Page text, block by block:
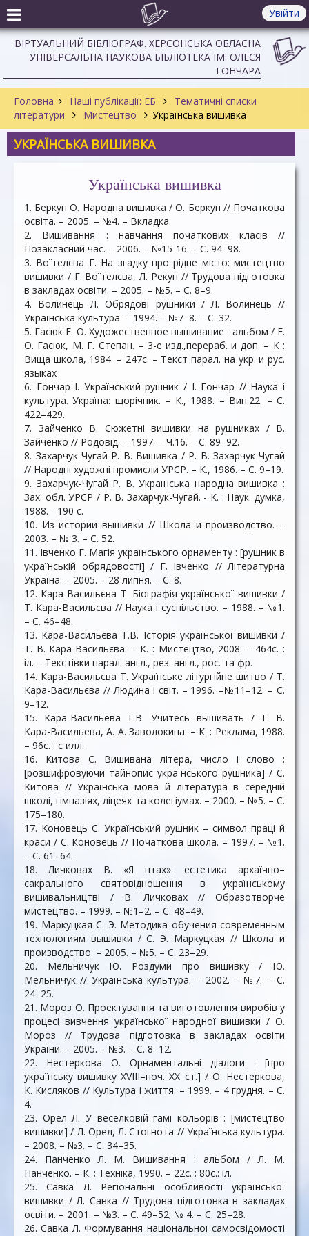
Увійти
ВІРТУАЛЬНИЙ БІБЛІОГРАФ. ХЕРСОНСЬКА ОБЛАСНА
УНІВЕРСАЛЬНА НАУКОВА БІБЛІОТЕКА ІМ. ОЛЕСЯ
ГОНЧАРА
Головна Наші публікації: ЕБ
Тематичні списки
літератури
Мистецтво Українська вишивка
УКРАЇНСЬКА ВИШИВКА
Українська вишивка
1. Беркун О. Народна вишивка / О. Беркун // Початкова
освіта. – 2005. – №4. – Вкладка.
2. Вишивання : навчання початкових класів //
Позакласний час. – 2006. – №15-16. – С. 94–98.
3. Воїтелєва Г. На згадку про рідне місто: мистецтво
вишивки / Г. Воїтелєва, Л. Рекун // Трудова підготовка
в закладах освіти. – 2005. – №5. – С. 8–9.
4. Волинець Л. Обрядові рушники / Л. Волинець //
Українська культура. – 1994. – №7–8. – С. 32.
5. Гасюк Е. О. Художественное вышивание : альбом / Е.
О. Гасюк, М. Г. Степан. – 3-е изд.,перераб. и доп. – К :
Вища школа, 1984. – 247с. – Текст парал. на укр. и рус.
языках
6. Гончар І. Український рушник / І. Гончар // Наука і
культура. Україна: щорічник. – К., 1988. – Вип.22. – С.
422–429.
7. Зайченко В. Сюжетні вишивки на рушниках / В.
Зайченко // Родовід. – 1997. – Ч.16. – С. 89–92.
8. Захарчук-Чугай Р. В. Вишивка / Р. В. Захарчук-Чугай
// Народні художні промисли УРСР. – К., 1986. – С. 9–19.
9. Захарчук-Чугай Р. В. Українська народна вишивка :
Зах. обл. УРСР / Р. В. Захарчук-Чугай. - К. : Наук. думка,
1988. - 190 с.
10. Из истории вышивки // Школа и производство. –
2003. – № 3. – С. 52.
11. Івченко Г. Магія українського орнаменту : [рушник в
українській обрядовості] / Г. Івченко // Літературна
Україна. – 2005. – 28 липня. – С. 8.
12. Кара-Васильєва Т. Біографія української вишивки /
Т. Кара-Васильєва // Наука і суспільство. – 1988. – №1.
– С. 46–48.
13. Кара-Васильєва Т.В. Історія української вишивки /
Т. В. Кара-Васильєва. – К. : Мистецтво, 2008. – 464с. :
іл. – Текстівки парал. англ., рез. англ., рос. та фр.
14. Кара-Васильєва Т. Українське літургійне шитво / Т.
Кара-Васильєва // Людина і світ. – 1996. –№11–12. – С.
9–12.
15. Кара-Васильева Т.В. Учитесь вышивать / Т. В.
Кара-Васильева, А. А. Заволокина. – К. : Реклама, 1988.
– 96с. : с илл.
16. Китова С. Вишивана літера, число і слово :
[розшифровуючи тайнопис українського рушника] / С.
Китова // Українська мова й література в середній
школі, гімназіях, ліцеях та колегіумах. – 2000. – №5. – С.
175–180.
17. Коновець С. Український рушник – символ праці й
краси / С. Коновець // Початкова школа. – 1997. – №1.
– С. 61–64.
18. Личковах В. «Я птах»: естетика архаїчно–
сакрального святовідношення в українському
вишивальництві / В. Личковах // Образотворче
мистецтво. – 1999. – №1–2. – С. 48–49.
19. Маркуцкая С. Э. Методика обучения современным
технологиям вышивки / С. Э. Маркуцкая // Школа и
производство. – 2005. – №5. – С. 23–29.
20. Мельничук Ю. Роздуми про вишивку / Ю.
Мельничук // Українська культура. – 2002. – №7. – С.
24–25.
21. Мороз О. Проектування та виготовлення виробів у
процесі вивчення української народної вишивки / О.
Мороз // Трудова підготовка в закладах освіти
України. – 2005. – №3. – С. 8–12.
22. Нестеркова О. Орнаментальні діалоги : [про
українську вишивку ХVІІІ–поч. ХХ ст.] / О. Нестеркова,
К. Кисляков // Культура і життя. – 1999. – 4 грудня. – С.
4.
23. Орел Л. У веселковій гамі кольорів : [мистецтво
вишивки] / Л. Орел, Л. Стогнота // Українська культура.
– 2008. – №3. – С. 34–35.
24. Панченко Л. М. Вишивання : альбом / Л. М.
Панченко. – К. : Техніка, 1990. – 22с. : 80с.: іл.
25. Савка Л. Регіональні особливості української
вишивки / Л. Савка // Трудова підготовка в закладах
освіти. – 2001. – №3. – С. 49–52; № 4. – С. 25–28.
26. Савка Л. Формування національної самосвідомості